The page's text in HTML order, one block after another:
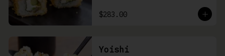
$283.00
Yoishi